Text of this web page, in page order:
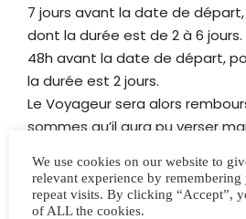
7 jours avant la date de
dont la durée est de 2 à 6 jours.
48h avant la date de départ,
la durée est 2 jours.
Le Voyageur sera alors
sommes qu’il aura pu verser
REVISION DU PRIX
We use cookies on our website to
relevant experience by remembering
repeat visits. By clicking “Accept”,
of ALL the cookies.